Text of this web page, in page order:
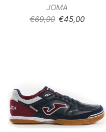
JOMA
€69,90 €45,00